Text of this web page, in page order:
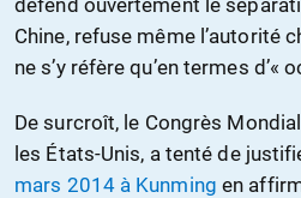
Chine, refuse même l’autorité
ne s’y réfère qu’en termes d’«
De surcroît, le Congrès
les États-Unis, a tenté de
mars 2014 à Kunming en